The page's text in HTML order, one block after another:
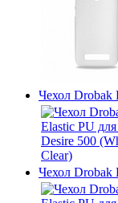
Чехол Drobak
Чехол Drobak